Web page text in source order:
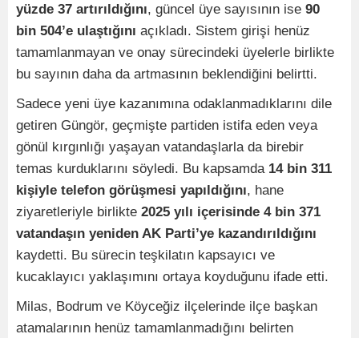
yüzde 37 artırıldığını, güncel üye sayısının ise 90
bin 504’e ulaştığını açıkladı. Sistem girişi henüz
tamamlanmayan ve onay sürecindeki üyelerle birlikte
bu sayının daha da artmasının beklendiğini belirtti.
Sadece yeni üye kazanımına odaklanmadıklarını dile
getiren Güngör, geçmişte partiden istifa eden veya
gönül kırgınlığı yaşayan vatandaşlarla da birebir
temas kurduklarını söyledi. Bu kapsamda 14 bin 311
kişiyle telefon görüşmesi yapıldığını, hane
ziyaretleriyle birlikte 2025 yılı içerisinde 4 bin 371
vatandaşın yeniden AK Parti’ye kazandırıldığını
kaydetti. Bu sürecin teşkilatın kapsayıcı ve
kucaklayıcı yaklaşımını ortaya koyduğunu ifade etti.
Milas, Bodrum ve Köyceğiz ilçelerinde ilçe başkan
atamalarının henüz tamamlanmadığını belirten